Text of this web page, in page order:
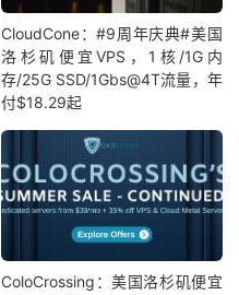
CloudCone：#9周年庆典#美国
洛杉矶便宜VPS，1核/1G内
存/25G SSD/1Gbs@4T流量，年
付$18.29起
ColoCrossing：美国洛杉矶便宜